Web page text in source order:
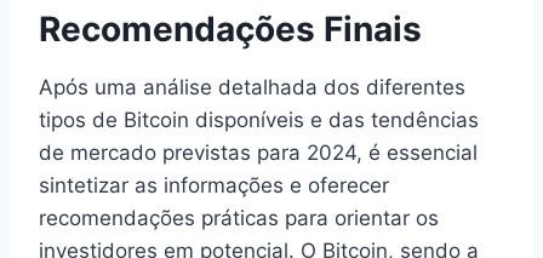
Recomendações Finais
Após uma análise detalhada dos diferentes
tipos de Bitcoin disponíveis e das tendências
de mercado previstas para 2024, é essencial
sintetizar as informações e oferecer
recomendações práticas para orientar os
investidores em potencial. O Bitcoin, sendo a